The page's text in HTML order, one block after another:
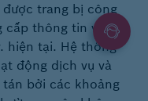
trang bị công
cấp thông tin về
hiện tại. Hệ thống
động dịch vụ và
bởi các khoảng